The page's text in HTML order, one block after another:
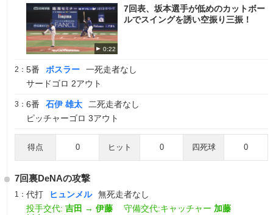
0:22
7回表、坂本選手が低めのカットボー
ルでスイングを誘い空振り三振！
2： 5番 ボスラー
一死走者なし
サードゴロ 2アウト
3： 6番 石伊 雄太
二死走者なし
ピッチャーゴロ 3アウト
得点 0 ヒット 0 四死球 0
7回裏DeNAの攻撃
1： 代打 ヒュンメル
無死走者なし
投手交代: 吉田 → 伊藤 守備交代:キャッチャー 加藤